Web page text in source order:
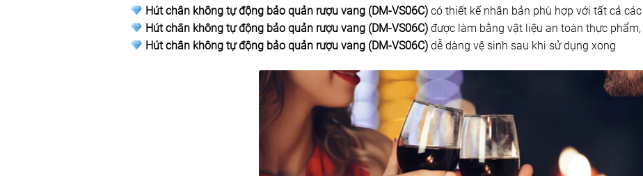
Hút chân không tự động bảo quản rượu vang (DM-VS06C) có thiết kế nhân bản phù hợp với tất cả
Hút chân không tự động bảo quản rượu vang (DM-VS06C)được làm bằng vật liệu an toàn thực
Hút chân không tự động bảo quản rượu vang (DM-VS06C) dễ dàng vệ sinh sau khi sử dụng xong